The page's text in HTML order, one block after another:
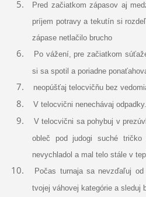
Pred začiatkom zápasov aj
príjem potravy a tekutín si
zápase netlačilo brucho
Po vážení, pre začiatkom
si sa spotil a poriadne
neopúšťaj telocvičňu bez
V telocvični nenechávaj odpadky.
V telocvični sa pohybuj v
obleč pod judogi suché
nevychladol a mal telo stále v
Počas turnaja sa nevzďaľuj
tvojej váhovej kategórie a sleduj